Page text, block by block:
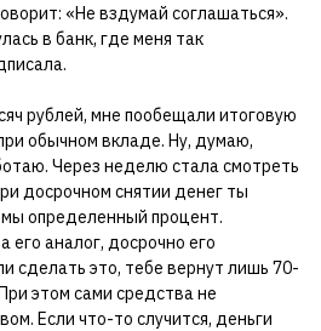
«Не вздумай соглашаться».
в банк, где меня так
рублей, мне пообещали итоговую
обычном вкладе. Ну, думаю,
Через неделю стала смотреть
досрочном снятии денег ты
определенный процент.
его аналог, досрочно его
сделать это, тебе вернут лишь 70-
этом сами средства не
Если что-то случится, деньги